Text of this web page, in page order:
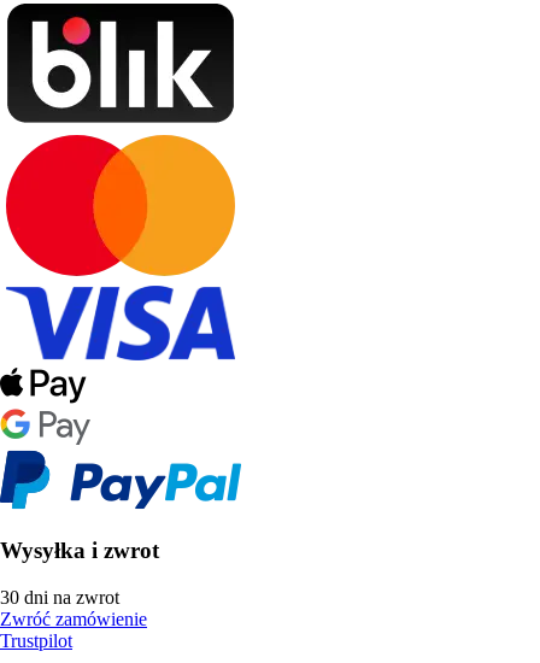
Wysyłka i zwrot
30 dni na zwrot
Zwróć zamówienie
Trustpilot